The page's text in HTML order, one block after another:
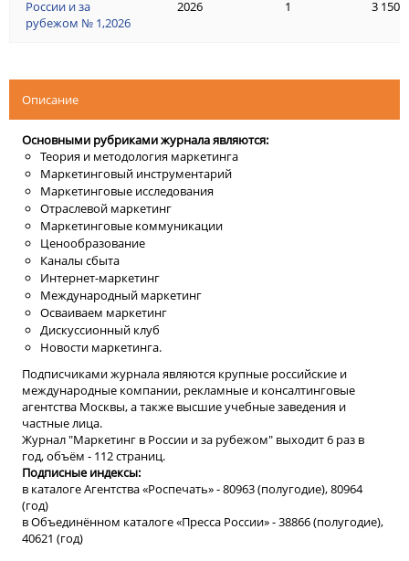
России и за
рубежом № 1,2026
2026 1 3 150
Описание
Основными рубриками журнала являются:
Теория и методология маркетинга
Маркетинговый инструментарий
Маркетинговые исследования
Отраслевой маркетинг
Маркетинговые коммуникации
Ценообразование
Каналы сбыта
Интернет-маркетинг
Международный маркетинг
Осваиваем маркетинг
Дискуссионный клуб
Новости маркетинга.
Подписчиками журнала являются крупные российские и
международные компании, рекламные и консалтинговые
агентства Москвы, а также высшие учебные заведения и
частные лица.
Журнал "Маркетинг в России и за рубежом" выходит 6 раз в
год, объём - 112 страниц.
Подписные индексы:
в каталоге Агентства «Роспечать» - 80963 (полугодие), 80964
(год)
в Объединённом каталоге «Пресса России» - 38866 (полугодие),
40621 (год)